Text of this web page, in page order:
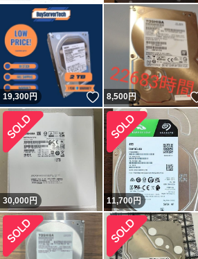
19,300円 いいね！
8,500円
30,000円 11,700円